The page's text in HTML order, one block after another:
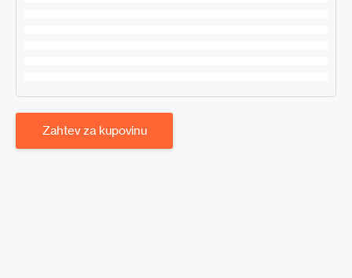
Zahtev za kupovinu